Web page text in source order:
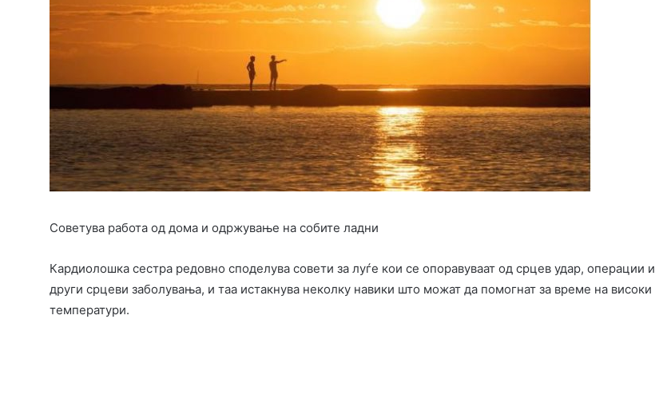
Советува работа од дома и одржување на собите ладни
Кардиолошка сестра редовно споделува совети за луѓе кои се опоравуваат од срцев удар, операции и
други срцеви заболувања, и таа истакнува неколку навики што можат да помогнат за време на високи
температури.